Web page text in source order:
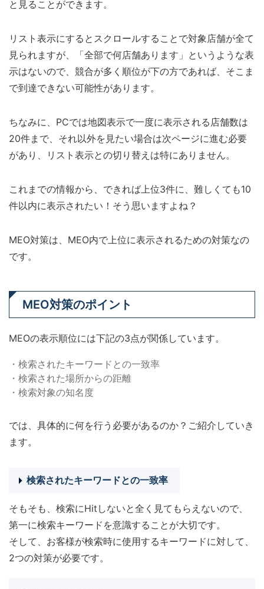
と見ることができます。
リスト表示にするとスクロールすることで対象店舗が全て
見られますが、「全部で何店舗あります」というような表
示はないので、競合が多く順位が下の方であれば、そこま
で到達できない可能性があります。
ちなみに、PCでは地図表示で一度に表示される店舗数は
20件まで、それ以外を見たい場合は次ページに進む必要
があり、リスト表示との切り替えは特にありません。
これまでの情報から、できれば上位3件に、難しくても10
件以内に表示されたい！そう思いますよね？
MEO対策は、MEO内で上位に表示されるための対策なの
です。
MEO対策のポイント
MEOの表示順位には下記の3点が関係しています。
・検索されたキーワードとの一致率
・検索された場所からの距離
・検索対象の知名度
では、具体的に何を行う必要があるのか？ご紹介していき
ます。
検索されたキーワードとの一致率
そもそも、検索にHitしないと全く見てもらえないので、
第一に検索キーワードを意識することが大切です。
そして、お客様が検索時に使用するキーワードに対して、
2つの対策が必要です。